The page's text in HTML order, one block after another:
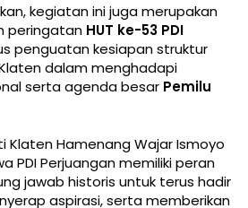
kegiatan ini juga merupakan
peringatan HUT ke-53 PDI
penguatan kesiapan struktur
dalam menghadapi
serta agenda besar Pemilu
Klaten Hamenang Wajar Ismoyo
PDI Perjuangan memiliki peran
jawab historis untuk terus hadir
aspirasi, serta memberikan